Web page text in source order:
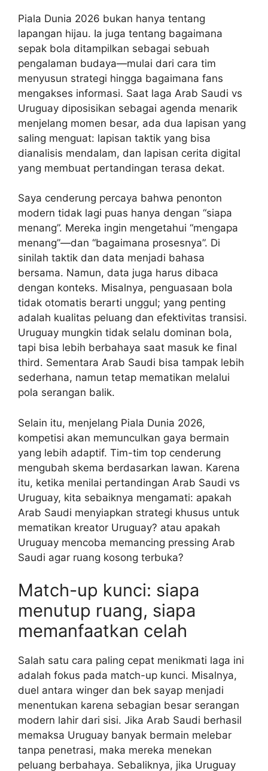
Piala Dunia 2026 bukan hanya tentang
lapangan hijau. Ia juga tentang bagaimana
sepak bola ditampilkan sebagai sebuah
pengalaman budaya—mulai dari cara tim
menyusun strategi hingga bagaimana fans
mengakses informasi. Saat laga Arab Saudi vs
Uruguay diposisikan sebagai agenda menarik
menjelang momen besar, ada dua lapisan yang
saling menguat: lapisan taktik yang bisa
dianalisis mendalam, dan lapisan cerita digital
yang membuat pertandingan terasa dekat.
Saya cenderung percaya bahwa penonton
modern tidak lagi puas hanya dengan “siapa
menang”. Mereka ingin mengetahui “mengapa
menang”—dan “bagaimana prosesnya”. Di
sinilah taktik dan data menjadi bahasa
bersama. Namun, data juga harus dibaca
dengan konteks. Misalnya, penguasaan bola
tidak otomatis berarti unggul; yang penting
adalah kualitas peluang dan efektivitas transisi.
Uruguay mungkin tidak selalu dominan bola,
tapi bisa lebih berbahaya saat masuk ke final
third. Sementara Arab Saudi bisa tampak lebih
sederhana, namun tetap mematikan melalui
pola serangan balik.
Selain itu, menjelang Piala Dunia 2026,
kompetisi akan memunculkan gaya bermain
yang lebih adaptif. Tim-tim top cenderung
mengubah skema berdasarkan lawan. Karena
itu, ketika menilai pertandingan Arab Saudi vs
Uruguay, kita sebaiknya mengamati: apakah
Arab Saudi menyiapkan strategi khusus untuk
mematikan kreator Uruguay? atau apakah
Uruguay mencoba memancing pressing Arab
Saudi agar ruang kosong terbuka?
Match-up kunci: siapa
menutup ruang, siapa
memanfaatkan celah
Salah satu cara paling cepat menikmati laga ini
adalah fokus pada match-up kunci. Misalnya,
duel antara winger dan bek sayap menjadi
menentukan karena sebagian besar serangan
modern lahir dari sisi. Jika Arab Saudi berhasil
memaksa Uruguay banyak bermain melebar
tanpa penetrasi, maka mereka menekan
peluang berbahaya. Sebaliknya, jika Uruguay